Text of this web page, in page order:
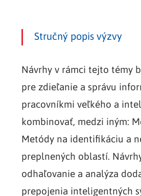
Stručný popis výzvy
Návrhy v rámci tejto témy
pre zdieľanie a správu
pracovníkmi veľkého a
kombinovať, medzi iným:
Metódy na identifikáciu a
preplnených oblastí.
odhaľovanie a analýza
prepojenia inteligentných